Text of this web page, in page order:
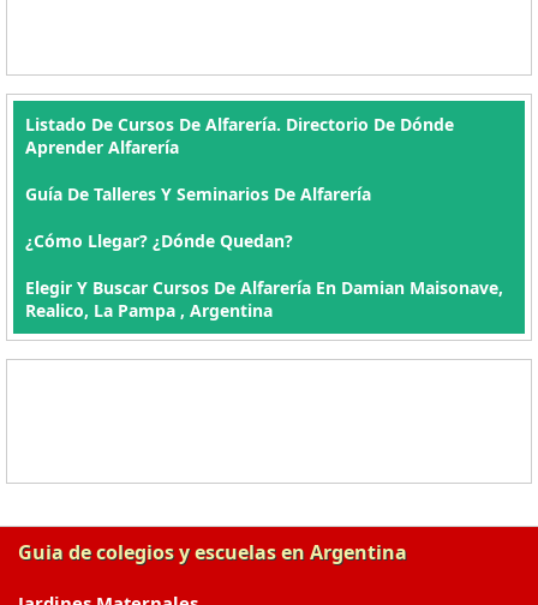
Listado De Cursos De Alfarería. Directorio De Dónde
Aprender Alfarería
Guía De Talleres Y Seminarios De Alfarería
¿Cómo Llegar? ¿Dónde Quedan?
Elegir Y Buscar Cursos De Alfarería En Damian Maisonave,
Realico, La Pampa , Argentina
Guia de colegios y escuelas en Argentina